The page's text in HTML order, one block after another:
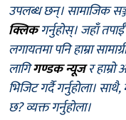
उपलब्ध छन्। सामाजिक
क्लिकगर्नुहोस्। जहाँ तपाईँ
लगायतमा पनि हाम्रा
लागिगण्डक न्यूजर
भिजिट गर्दै गर्नुहोला।
छ? व्यक्त गर्नुहोला।